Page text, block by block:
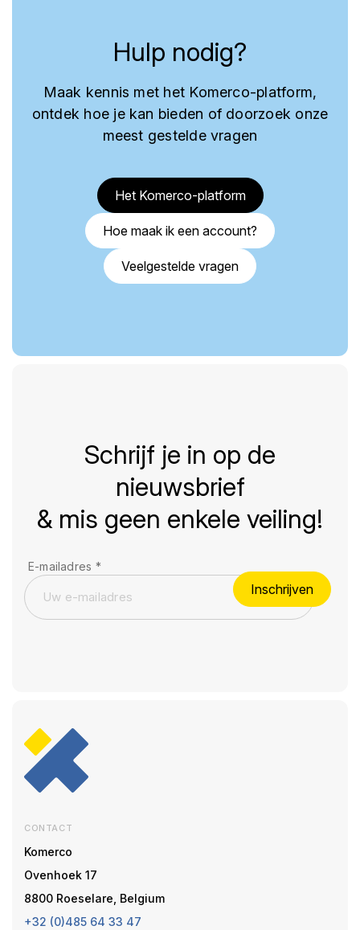
Hulp nodig?
Maak kennis met het Komerco-platform,
ontdek hoe je kan bieden of doorzoek onze
meest gestelde vragen
Het Komerco-platform
Hoe maak ik een account?
Veelgestelde vragen
Schrijf je in op de
nieuwsbrief
& mis geen enkele veiling!
E-mailadres *
Inschrijven
CONTACT
Komerco
Ovenhoek 17
8800 Roeselare, Belgium
+32 (0)485 64 33 47